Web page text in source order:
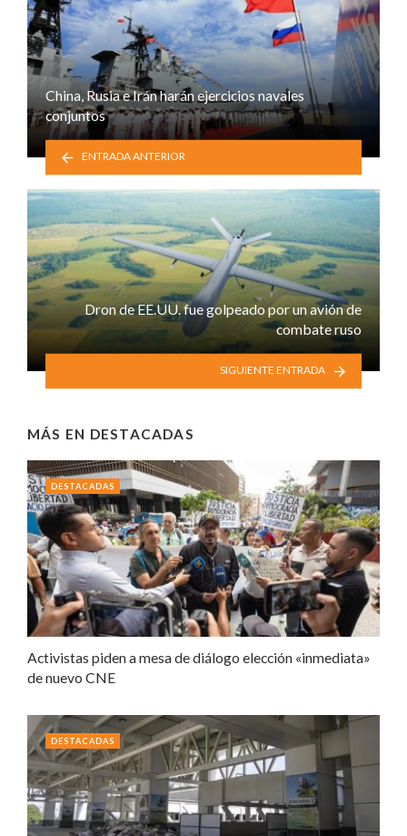
China, Rusia e Irán harán ejercicios navales
conjuntos
ENTRADA ANTERIOR
Dron de EE.UU. fue golpeado por un avión de
combate ruso
SIGUIENTE ENTRADA
MÁS EN DESTACADAS
Activistas piden a mesa de diálogo elección «inmediata»
de nuevo CNE
DESTACADAS
DESTACADAS